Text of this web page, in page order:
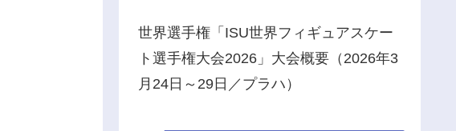
世界選手権「ISU世界フィギュアスケー
ト選手権大会2026」大会概要（2026年3
月24日～29日／プラハ）